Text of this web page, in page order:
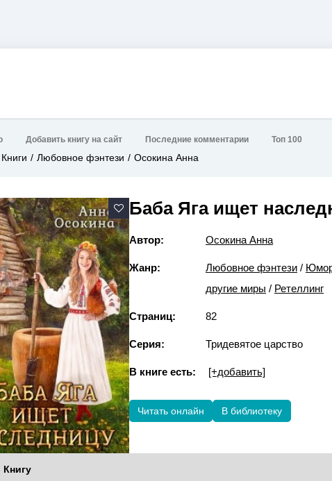
Добавить книгу на сайт Последние комментарии Топ 100
Книги Любовное фэнтези Осокина Анна
Баба Яга ищет
Автор: Осокина Анна
Жанр: Любовное фэнтези /
другие миры / Ретеллинг
Страниц: 82
Серия: Тридевятое царство
В книге есть: [+добавить]
Читать онлайн В библиотеку
Книгу